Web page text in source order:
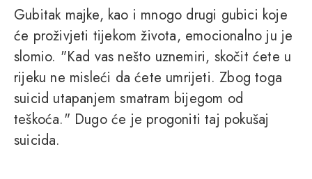
Gubitak majke, kao i mnogo drugi gubici koje
će proživjeti tijekom života, emocionalno ju je
slomio. "Kad vas nešto uznemiri, skočit ćete u
rijeku ne misleći da ćete umrijeti. Zbog toga
suicid utapanjem smatram bijegom od
teškoća." Dugo će je progoniti taj pokušaj
suicida.